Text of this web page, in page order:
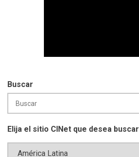
Buscar
Elija el sitio CINet que desea buscar